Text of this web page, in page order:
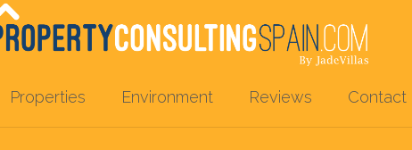
Properties Environment Reviews Contact